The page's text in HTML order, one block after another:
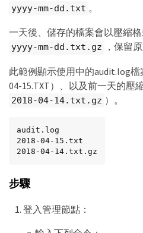
yyyy-mm-dd.txt 。
一天後、儲存的檔案會以壓縮
yyyy-mm-dd.txt.gz ，保留
此範例顯示使用中的audit.log
04-15.TXT）、以及前一天的壓
2018-04-14.txt.gz ）。
audit.log
2018-04-15.txt
2018-04-14.txt.gz
步驟
登入管理節點：